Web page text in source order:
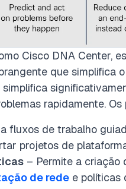
Cisco DNA Center,
que simplifica
rapidamente.
fluxos de trabalho
projetos de
– Permite a criação
de rede e políticas